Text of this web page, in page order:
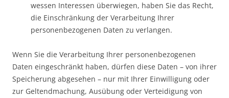
wessen Interessen überwiegen, haben Sie das Recht,
die Einschränkung der Verarbeitung Ihrer
personenbezogenen Daten zu verlangen.
Wenn Sie die Verarbeitung Ihrer personenbezogenen
Daten eingeschränkt haben, dürfen diese Daten – von ihrer
Speicherung abgesehen – nur mit Ihrer Einwilligung oder
zur Geltendmachung, Ausübung oder Verteidigung von